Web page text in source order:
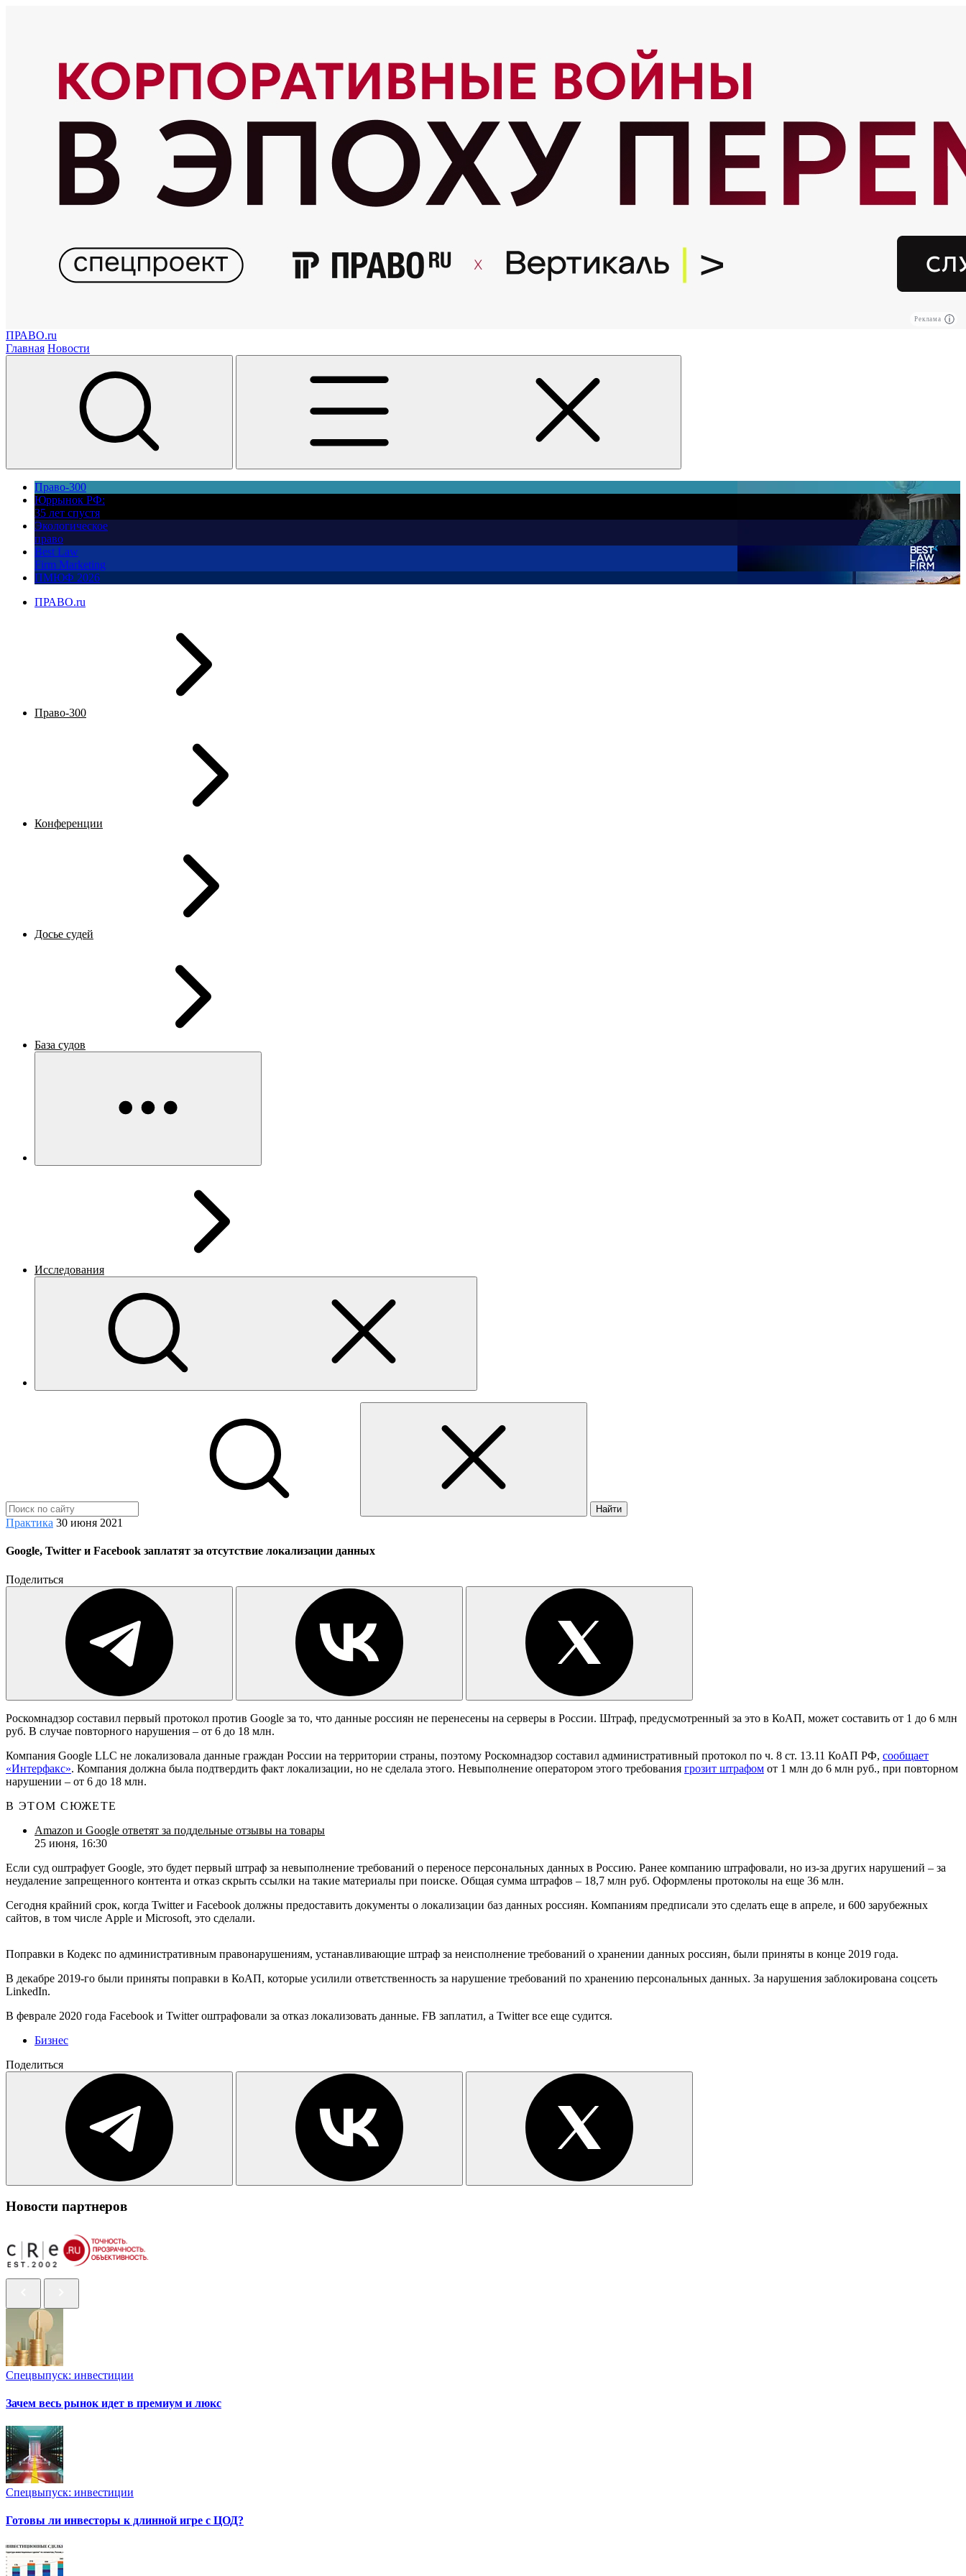
Реклама
ПРАВО.ru
Главная Новости
Право-300
Юррынок РФ:
35 лет спустя
Экологическое
право
Best Law
Firm Marketing
ПМЮФ 2026
ПРАВО.ru
Право-300
Конференции
Досье судей
База судов
Исследования
Найти
Практика 30 июня 2021
Google, Twitter и Facebook заплатят за отсутствие локализации данных
Поделиться
Роскомнадзор составил первый протокол против Google за то, что данные россиян не перенесены на серверы в России. Штраф, предусмотренный за это в КоАП, может составить от 1 до 6 млн
руб. В случае повторного нарушения – от 6 до 18 млн.
Компания Google LLC не локализовала данные граждан России на территории страны, поэтому Роскомнадзор составил административный протокол по ч. 8 ст. 13.11 КоАП РФ, сообщает
«Интерфакс». Компания должна была подтвердить факт локализации, но не сделала этого. Невыполнение оператором этого требования грозит штрафом от 1 млн до 6 млн руб., при повторном
нарушении – от 6 до 18 млн.
В ЭТОМ СЮЖЕТЕ
Amazon и Google ответят за поддельные отзывы на товары
25 июня, 16:30
Если суд оштрафует Google, это будет первый штраф за невыполнение требований о переносе персональных данных в Россию. Ранее компанию штрафовали, но из-за других нарушений – за
неудаление запрещенного контента и отказ скрыть ссылки на такие материалы при поиске. Общая сумма штрафов – 18,7 млн руб. Оформлены протоколы на еще 36 млн.
Сегодня крайний срок, когда Twitter и Facebook должны предоставить документы о локализации баз данных россиян. Компаниям предписали это сделать еще в апреле, и 600 зарубежных
сайтов, в том числе Apple и Microsoft, это сделали.
Поправки в Кодекс по административным правонарушениям, устанавливающие штраф за неисполнение требований о хранении данных россиян, были приняты в конце 2019 года.
В декабре 2019-го были приняты поправки в КоАП, которые усилили ответственность за нарушение требований по хранению персональных данных. За нарушения заблокирована соцсеть
LinkedIn.
В феврале 2020 года Facebook и Twitter оштрафовали за отказ локализовать данные. FB заплатил, а Twitter все еще судится.
Бизнес
Поделиться
Новости партнеров
Спецвыпуск: инвестиции
Зачем весь рынок идет в премиум и люкс
Спецвыпуск: инвестиции
Готовы ли инвесторы к длинной игре с ЦОД?